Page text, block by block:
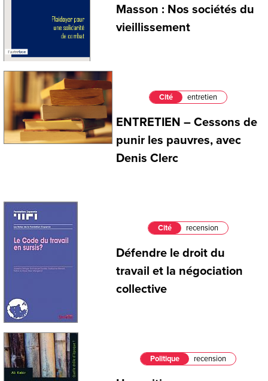
Masson : Nos sociétés du
vieillissement
Cité entretien
ENTRETIEN – Cessons de
punir les pauvres, avec
Denis Clerc
Cité recension
Défendre le droit du
travail et la négociation
collective
Politique recension